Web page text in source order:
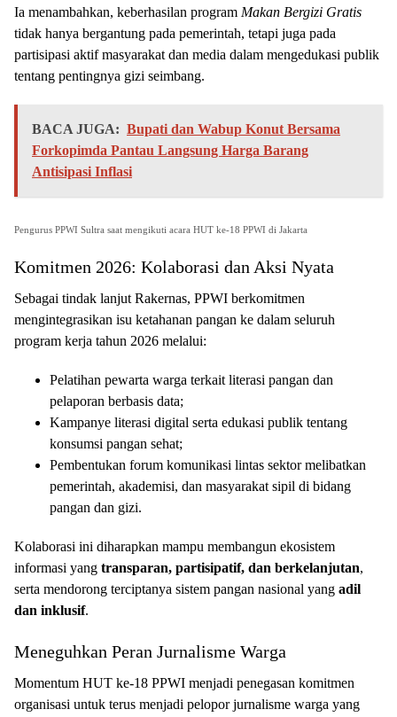
Ia menambahkan, keberhasilan program Makan Bergizi Gratis
tidak hanya bergantung pada pemerintah, tetapi juga pada
partisipasi aktif masyarakat dan media dalam mengedukasi publik
tentang pentingnya gizi seimbang.
BACA JUGA: Bupati dan Wabup Konut Bersama
Forkopimda Pantau Langsung Harga Barang
Antisipasi Inflasi
Pengurus PPWI Sultra saat mengikuti acara HUT ke-18 PPWI di Jakarta
Komitmen 2026: Kolaborasi dan Aksi Nyata
Sebagai tindak lanjut Rakernas, PPWI berkomitmen
mengintegrasikan isu ketahanan pangan ke dalam seluruh
program kerja tahun 2026 melalui:
Pelatihan pewarta warga terkait literasi pangan dan
pelaporan berbasis data;
Kampanye literasi digital serta edukasi publik tentang
konsumsi pangan sehat;
Pembentukan forum komunikasi lintas sektor melibatkan
pemerintah, akademisi, dan masyarakat sipil di bidang
pangan dan gizi.
Kolaborasi ini diharapkan mampu membangun ekosistem
informasi yang transparan, partisipatif, dan berkelanjutan,
serta mendorong terciptanya sistem pangan nasional yang adil
dan inklusif.
Meneguhkan Peran Jurnalisme Warga
Momentum HUT ke-18 PPWI menjadi penegasan komitmen
organisasi untuk terus menjadi pelopor jurnalisme warga yang